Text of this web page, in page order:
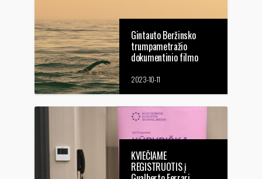
Gintauto Beržinsko
trumpametražio
dokumentinio filmo
2023-10-11
KVIEČIAME
REGISTRUOTIS į